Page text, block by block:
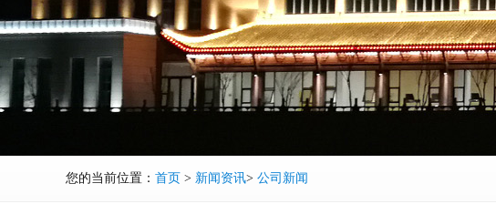
您的当前位置： 首页 > 新闻资讯> 公司新闻